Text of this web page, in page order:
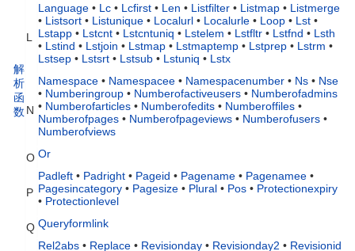
解
析
函
数
L
Language • Lc • Lcfirst • Len • Listfilter • Listmap • Listmerge
• Listsort • Listunique • Localurl • Localurle • Loop • Lst •
Lstapp • Lstcnt • Lstcntuniq • Lstelem • Lstfltr • Lstfnd • Lsth
• Lstind • Lstjoin • Lstmap • Lstmaptemp • Lstprep • Lstrm •
Lstsep • Lstsrt • Lstsub • Lstuniq • Lstx
N
Namespace • Namespacee • Namespacenumber • Ns • Nse
• Numberingroup • Numberofactiveusers • Numberofadmins
• Numberofarticles • Numberofedits • Numberoffiles •
Numberofpages • Numberofpageviews • Numberofusers •
Numberofviews
O Or
P
Padleft • Padright • Pageid • Pagename • Pagenamee •
Pagesincategory • Pagesize • Plural • Pos • Protectionexpiry
• Protectionlevel
Q Queryformlink
Rel2abs • Replace • Revisionday • Revisionday2 • Revisionid